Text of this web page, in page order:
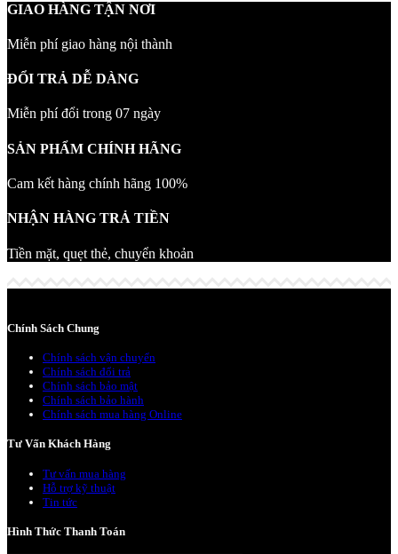
GIAO HÀNG TẬN NƠI
Miễn phí giao hàng nội thành
ĐỔI TRẢ DỄ DÀNG
Miễn phí đổi trong 07 ngày
SẢN PHẨM CHÍNH HÃNG
Cam kết hàng chính hãng 100%
NHẬN HÀNG TRẢ TIỀN
Tiền mặt, quẹt thẻ, chuyển khoản
Chính Sách Chung
Chính sách vận chuyển
Chính sách đổi trả
Chính sách bảo mật
Chính sách bảo hành
Chính sách mua hàng Online
Tư Vấn Khách Hàng
Tư vấn mua hàng
Hỗ trợ kỹ thuật
Tin tức
Hình Thức Thanh Toán